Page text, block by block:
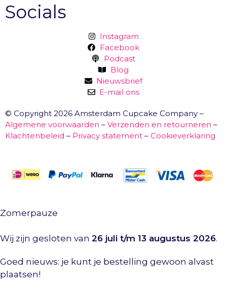
Socials
Instagram
Facebook
Podcast
Blog
Nieuwsbrief
E-mail ons
© Copyright 2026 Amsterdam Cupcake Company –
Algemene voorwaarden – Verzenden en retourneren –
Klachtenbeleid – Privacy statement – Cookieverklaring
Zomerpauze
Wij zijn gesloten van 26 juli t/m 13 augustus 2026.
Goed nieuws: je kunt je bestelling gewoon alvast
plaatsen!